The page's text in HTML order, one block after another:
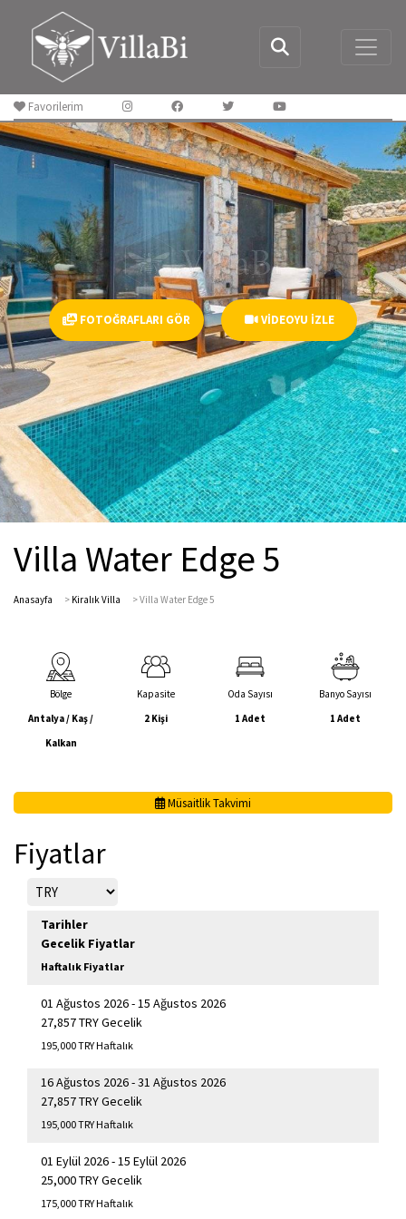
Favorilerim
FOTOĞRAFLARI GÖR VIDEOYU İZLE
Villa Water Edge 5
Anasayfa > Kiralık Villa >Villa Water Edge 5
Bölge
Antalya / Kaş /
Kalkan
Kapasite
2 Kişi
Oda Sayısı
1 Adet
Banyo Sayısı
1 Adet
Müsaitlik Takvimi
Fiyatlar
Tarihler
Gecelik Fiyatlar
Haftalık Fiyatlar
01 Ağustos 2026 - 15 Ağustos 2026
27,857 TRY Gecelik
195,000 TRY Haftalık
16 Ağustos 2026 - 31 Ağustos 2026
27,857 TRY Gecelik
195,000 TRY Haftalık
01 Eylül 2026 - 15 Eylül 2026
25,000 TRY Gecelik
175,000 TRY Haftalık